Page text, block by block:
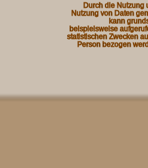
Durch die Nutzung
Nutzung von Daten
kann
beispielsweise
statistischen Zwecken
Person bezogen